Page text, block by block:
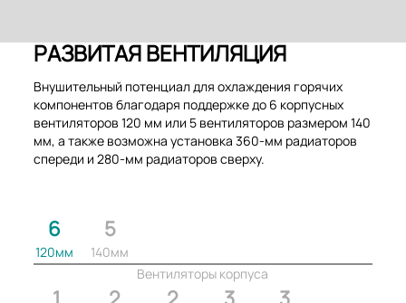
РАЗВИТАЯ ВЕНТИЛЯЦИЯ
Внушительный потенциал для охлаждения горячих
компонентов благодаря поддержке до 6 корпусных
вентиляторов 120 мм или 5 вентиляторов размером 140
мм, а также возможна установка 360-мм радиаторов
спереди и 280-мм радиаторов сверху.
6
120мм
5
140мм
Вентиляторы корпуса